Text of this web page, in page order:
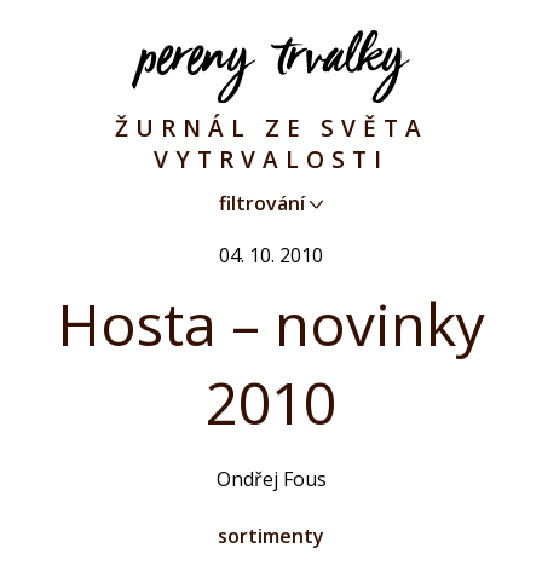
filtrování
ŽURNÁL ZE SVĚTA
VYTRVALOSTI
04. 10. 2010
Hosta – novinky
2010
Ondřej Fous
sortimenty